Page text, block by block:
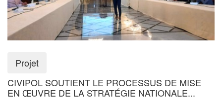
Projet
​​​​​​​CIVIPOL SOUTIENT LE PROCESSUS DE MISE
EN ŒUVRE DE LA STRATÉGIE NATIONALE...